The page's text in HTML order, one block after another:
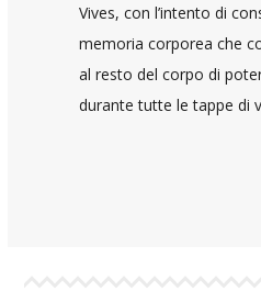
Vives, con l’intento di
memoria corporea che
al resto del corpo di
durante tutte le tappe di